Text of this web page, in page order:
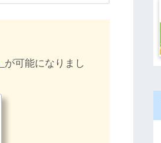
が可能になりまし